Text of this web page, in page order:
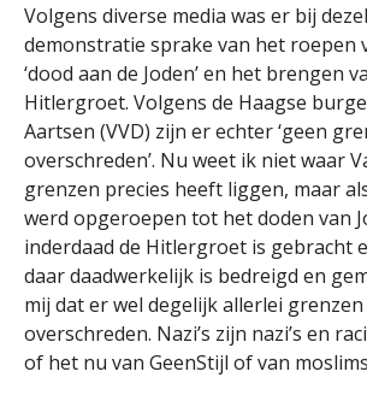
Volgens diverse media was er bij
demonstratie sprake van het roepen
‘dood aan de Joden’ en het brengen
Hitlergroet. Volgens de Haagse
Aartsen (VVD) zijn er echter ‘geen
overschreden’. Nu weet ik niet waar
grenzen precies heeft liggen, maar
werd opgeroepen tot het doden van
inderdaad de Hitlergroet is gebracht
daar daadwerkelijk is bedreigd en
mij dat er wel degelijk allerlei
overschreden. Nazi’s zijn nazi’s en
of het nu van GeenStijl of van